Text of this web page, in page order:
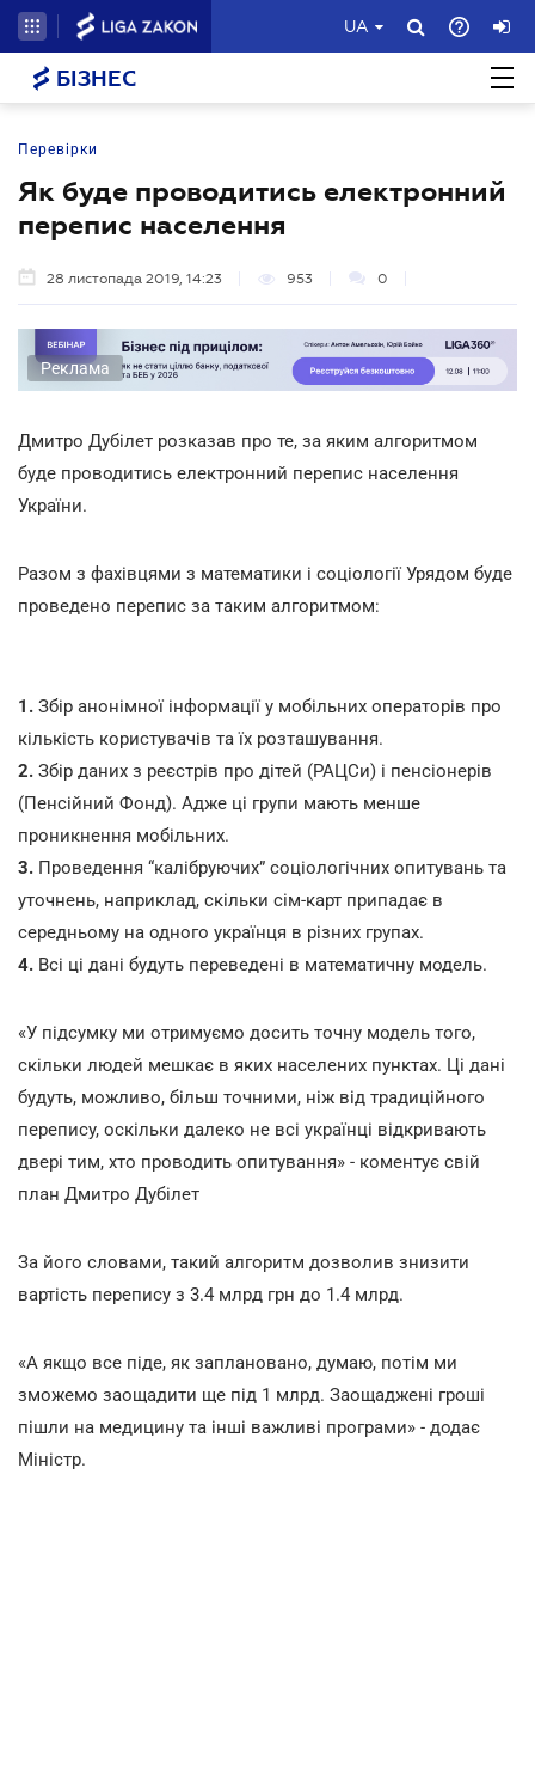
UA
БІЗНЕС
Перевірки
Як буде проводитись електронний
перепис населення
28 листопада 2019, 14:23 953 0
Реклама
Дмитро Дубілет розказав про те, за яким алгоритмом
буде проводитись електронний перепис населення
України.
Разом з фахівцями з математики і соціології Урядом буде
проведено перепис за таким алгоритмом:
1. Збір анонімної інформації у мобільних операторів про
кількість користувачів та їх розташування.
2. Збір даних з реєстрів про дітей (РАЦСи) і пенсіонерів
(Пенсійний Фонд). Адже ці групи мають менше
проникнення мобільних.
3. Проведення “калібруючих” соціологічних опитувань та
уточнень, наприклад, скільки сім-карт припадає в
середньому на одного українця в різних групах.
4. Всі ці дані будуть переведені в математичну модель.
«У підсумку ми отримуємо досить точну модель того,
скільки людей мешкає в яких населених пунктах. Ці дані
будуть, можливо, більш точними, ніж від традиційного
перепису, оскільки далеко не всі українці відкривають
двері тим, хто проводить опитування» - коментує свій
план Дмитро Дубілет
За його словами, такий алгоритм дозволив знизити
вартість перепису з 3.4 млрд грн до 1.4 млрд.
«А якщо все піде, як заплановано, думаю, потім ми
зможемо заощадити ще під 1 млрд. Заощаджені гроші
пішли на медицину та інші важливі програми» - додає
Міністр.